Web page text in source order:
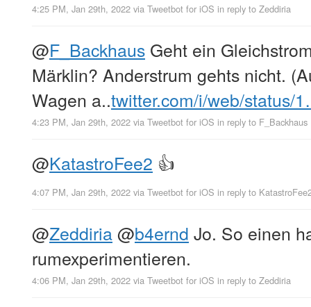
4:25 PM, Jan 29th, 2022 via Tweetbot for iΟS in reply to Zeddiria
@F_Backhaus Geht ein
Märklin? Anderstrum gehts nicht.
Wagen a..twitter.com/i/web/status/
4:23 PM, Jan 29th, 2022 via Tweetbot for iΟS in reply to F_Backhaus
@KatastroFee2 👍
4:07 PM, Jan 29th, 2022 via Tweetbot for iΟS in reply to
@Zeddiria@b4ernd Jo. So einen
rumexperimentieren.
4:06 PM, Jan 29th, 2022 via Tweetbot for iΟS in reply to Zeddiria